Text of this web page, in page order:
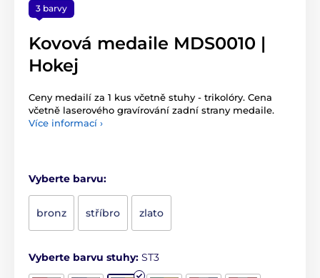
3 barvy
Kovová medaile MDS0010 |
Hokej
Ceny medailí za 1 kus včetně stuhy - trikolóry. Cena
včetně laserového gravírování zadní strany medaile.
Více informací ›
Vyberte barvu:
bronz stříbro zlato
Vyberte barvu stuhy: ST3